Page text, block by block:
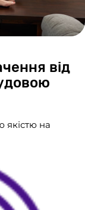
від
якістю на